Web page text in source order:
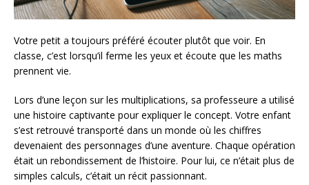
Votre petit a toujours préféré écouter plutôt que voir. En
classe, c’est lorsqu’il ferme les yeux et écoute que les maths
prennent vie.
Lors d’une leçon sur les multiplications, sa professeure a utilisé
une histoire captivante pour expliquer le concept. Votre enfant
s’est retrouvé transporté dans un monde où les chiffres
devenaient des personnages d’une aventure. Chaque opération
était un rebondissement de l’histoire. Pour lui, ce n’était plus de
simples calculs, c’était un récit passionnant.